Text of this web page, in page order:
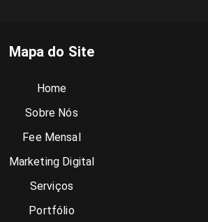
Mapa do Site
Home
Sobre Nós
Fee Mensal
Marketing Digital
Serviços
Portfólio